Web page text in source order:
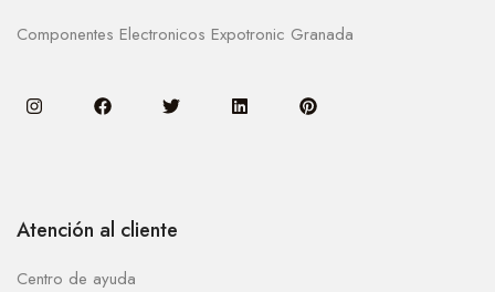
Componentes Electronicos Expotronic Granada
Atención al cliente
Centro de ayuda